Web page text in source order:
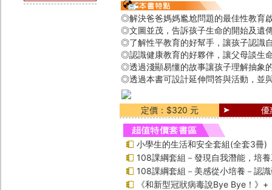
◎解決爸爸媽媽尷尬問題的最佳性教育
◎文圖並茂，告訴孩子生命的開始及遺
◎了解性平教育的好幫手，讓孩子認識
◎認識健康教育的好夥伴，讓父母談生
◎透過淺顯易懂的故事讓孩子理解抽象
◎透過本書可設計延伸問答與活動，並
定價：$320 元 優
小學生的生活和安全套組(全套3冊)
108課綱套組－發現自我潛能，培
108課綱套組－美感從小培養－認
《和新型冠狀病毒說Bye Bye！》